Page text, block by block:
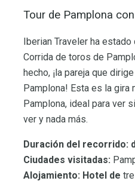
Tour de Pamplona
Iberian Traveler ha
Corrida de toros de
hecho, ¡la pareja que
Pamplona! Esta es la gira
Pamplona, ​​ideal para ver
ver y nada más.
Duración del recorrido:
Ciudades visitadas:
Alojamiento: Hotel de